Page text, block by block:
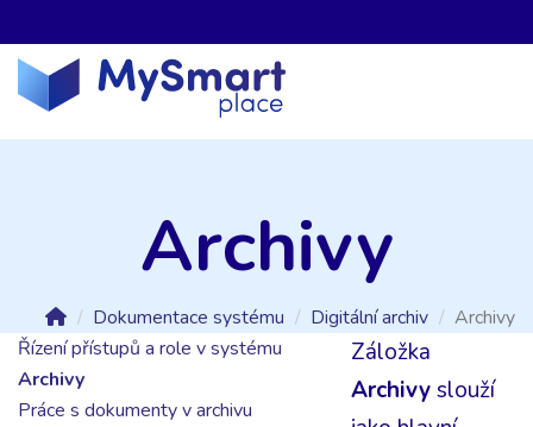
Archivy
Dokumentace systému Digitální archiv
Archivy
Řízení přístupů a role v systému
Archivy
Práce s dokumenty v archivu
Záložka
Archivyslouží